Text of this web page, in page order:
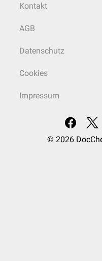
Kontakt
AGB
Datenschutz
Cookies
Impressum
© 2026